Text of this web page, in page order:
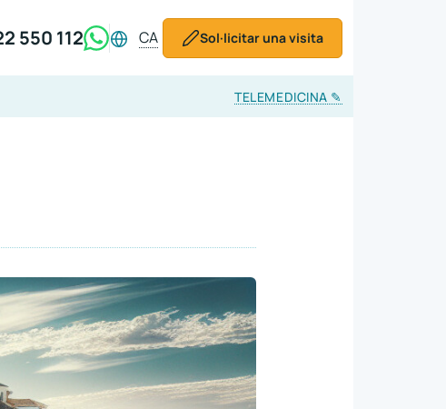
550 112 CA Sol·licitar una visita
TELEMEDICINA ✎